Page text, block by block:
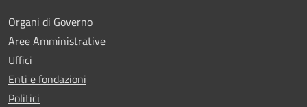
Organi di Governo
Aree Amministrative
Uffici
Enti e fondazioni
Politici